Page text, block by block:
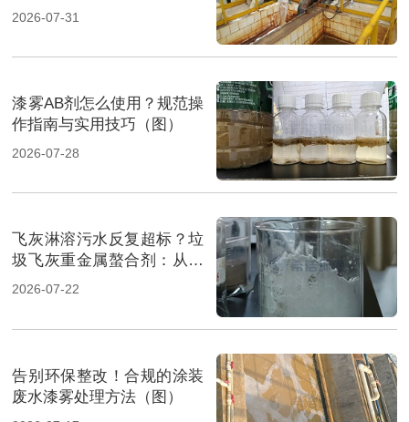
加方法及实操指南（图）
2026-07-31
漆雾AB剂怎么使用？规范操
作指南与实用技巧（图）
2026-07-28
飞灰淋溶污水反复超标？垃
圾飞灰重金属螯合剂：从源
头实现固液双达标（图）
2026-07-22
告别环保整改！合规的涂装
废水漆雾处理方法（图）